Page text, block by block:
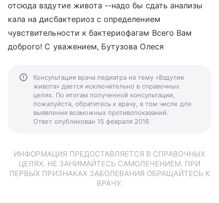
отсюда вздутие живота --надо бы сдать анализы
кала на дисбактериоз с определением
чувствительности к бактериофагам Всего Вам
доброго! С уважением, Бутузова Олеся
Консультация врача педиатра на тему «Вздутие
живота» дается исключительно в справочных
целях. По итогам полученной консультации,
пожалуйста, обратитесь к врачу, в том числе для
выявления возможных противопоказаний.
Ответ опубликован 15 февраля 2016
ИНФОРМАЦИЯ ПРЕДОСТАВЛЯЕТСЯ В СПРАВОЧНЫХ
ЦЕЛЯХ. НЕ ЗАНИМАЙТЕСЬ САМОЛЕЧЕНИЕМ. ПРИ
ПЕРВЫХ ПРИЗНАКАХ ЗАБОЛЕВАНИЯ ОБРАЩАЙТЕСЬ К
ВРАЧУ.